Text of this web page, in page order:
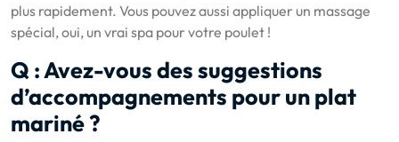
plus rapidement. Vous pouvez aussi appliquer un massage
spécial, oui, un vrai spa pour votre poulet !
Q : Avez-vous des suggestions
d’accompagnements pour un plat
mariné ?